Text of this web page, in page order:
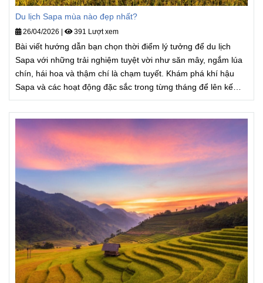
Du lịch Sapa mùa nào đẹp nhất?
26/04/2026 391 Lượt xem
Bài viết hướng dẫn bạn chọn thời điểm lý tưởng để du lịch
Sapa với những trải nghiệm tuyệt vời như săn mây, ngắm lúa
chín, hái hoa và thậm chí là chạm tuyết. Khám phá khí hậu
Sapa và các hoạt động đặc sắc trong từng tháng để lên kế
hoạch cho chuyến đi của bạn!